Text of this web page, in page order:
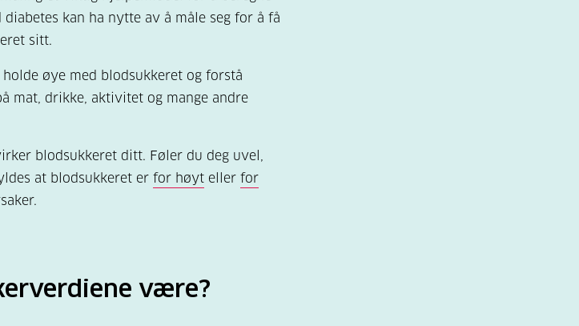
kan ha nytte av å måle seg for å få
sitt.
øye med blodsukkeret og forstå
mat, drikke, aktivitet og mange andre
blodsukkeret ditt. Føler du deg uvel,
at blodsukkeret er for høyt eller for
være?